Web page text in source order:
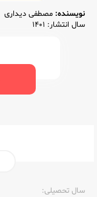
نویسنده: مصطفی دیداری
سال انتشار: 1401
سال تحصیلی:‌